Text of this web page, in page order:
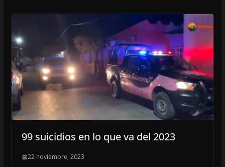
99 suicidios en lo que va del 2023
22 noviembre, 2023